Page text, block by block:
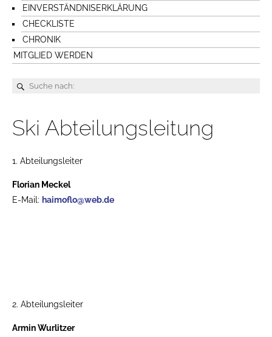
EINVERSTÄNDNISERKLÄRUNG
CHECKLISTE
CHRONIK
MITGLIED WERDEN
Ski Abteilungsleitung
1. Abteilungsleiter
Florian Meckel
E-Mail: haimoflo@web.de
2. Abteilungsleiter
Armin Wurlitzer